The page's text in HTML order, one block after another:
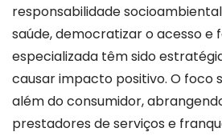
responsabilidade
saúde, democratizar o acesso
especializada têm sido
causar impacto positivo. O foco
além do consumidor,
prestadores de serviços e